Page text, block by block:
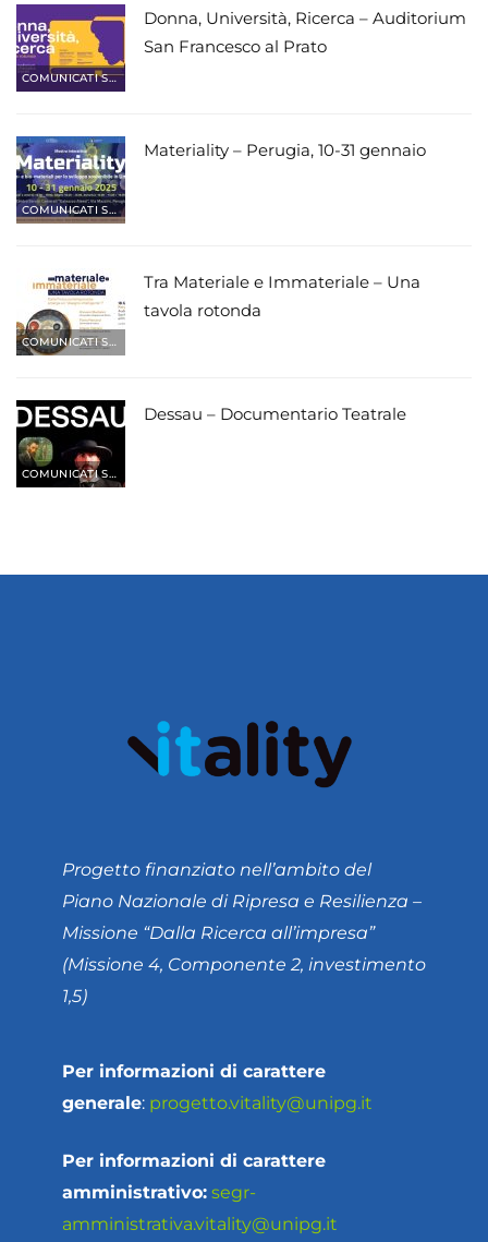
COMUNICATI STAMPA
Donna, Università, Ricerca – Auditorium
San Francesco al Prato
COMUNICATI STAMPA
Materiality – Perugia, 10-31 gennaio
COMUNICATI STAMPA
Tra Materiale e Immateriale – Una
tavola rotonda
COMUNICATI STAMPA
Dessau – Documentario Teatrale
Progetto finanziato nell’ambito del
Piano Nazionale di Ripresa e Resilienza –
Missione “Dalla Ricerca all’impresa”
(Missione 4, Componente 2, investimento
1,5)
Per informazioni di carattere
generale: progetto.vitality@unipg.it
Per informazioni di carattere
amministrativo: segr-
amministrativa.vitality@unipg.it